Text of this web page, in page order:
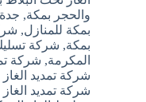
والحجر بمكة, جدة
بمكة للمنازل,
بمكة, شركة
المكرمة, شركة
شركة تمديد
شركة تمديد